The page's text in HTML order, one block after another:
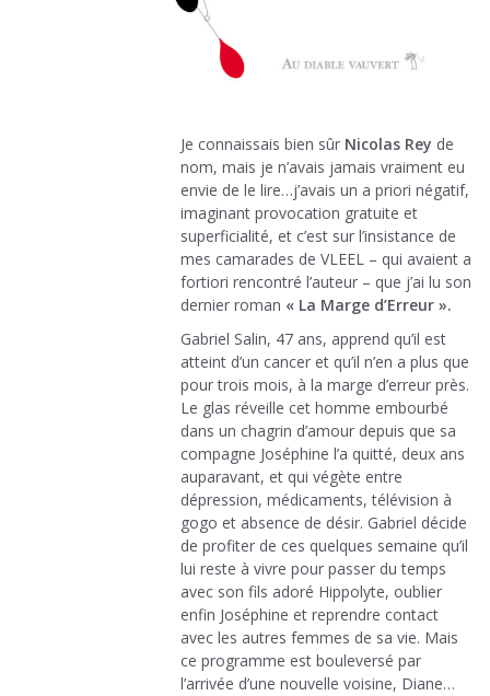
Je connaissais bien sûr Nicolas Rey de
nom, mais je n’avais jamais vraiment eu
envie de le lire…j’avais un a priori négatif,
imaginant provocation gratuite et
superficialité, et c’est sur l’insistance de
mes camarades de VLEEL – qui avaient a
fortiori rencontré l’auteur – que j’ai lu son
dernier roman « La Marge d’Erreur ».
Gabriel Salin, 47 ans, apprend qu’il est
atteint d’un cancer et qu’il n’en a plus que
pour trois mois, à la marge d’erreur près.
Le glas réveille cet homme embourbé
dans un chagrin d’amour depuis que sa
compagne Joséphine l’a quitté, deux ans
auparavant, et qui végète entre
dépression, médicaments, télévision à
gogo et absence de désir. Gabriel décide
de profiter de ces quelques semaine qu’il
lui reste à vivre pour passer du temps
avec son fils adoré Hippolyte, oublier
enfin Joséphine et reprendre contact
avec les autres femmes de sa vie. Mais
ce programme est bouleversé par
l’arrivée d’une nouvelle voisine, Diane…